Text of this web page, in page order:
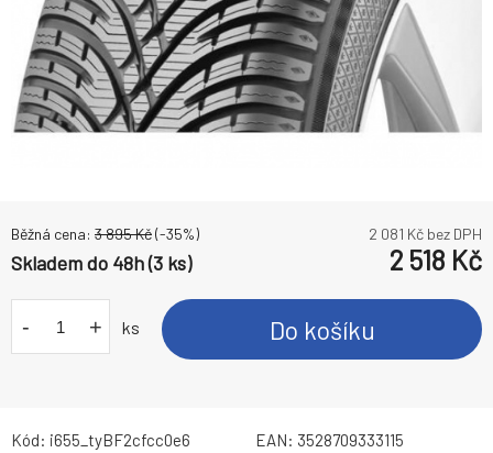
Běžná cena: 3 895Kč(-35%) 2 081 Kč bez DPH
Skladem do 48h (3 ks) 2 518 Kč
- + ks Do košíku
Kód: i655_tyBF2cfcc0e6 EAN: 3528709333115